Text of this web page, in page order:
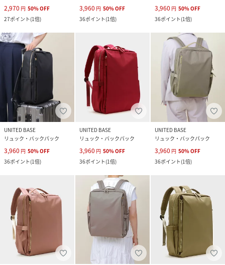
2,970 円 50%OFF
27ポイント(1倍)
3,960 円 50%OFF
36ポイント(1倍)
3,960 円 50%OFF
36ポイント(1倍)
UNITED BASE
リュック・バックパック
3,960 円 50%OFF
36ポイント(1倍)
UNITED BASE
リュック・バックパック
3,960 円 50%OFF
36ポイント(1倍)
UNITED BASE
リュック・バックパック
3,960 円 50%OFF
36ポイント(1倍)